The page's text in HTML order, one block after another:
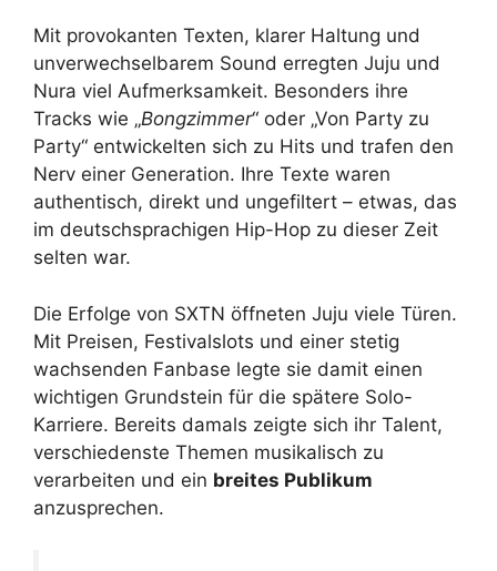
Mit provokanten Texten, klarer Haltung und
unverwechselbarem Sound erregten Juju und
Nura viel Aufmerksamkeit. Besonders ihre
Tracks wie „Bongzimmer“ oder „Von Party zu
Party“ entwickelten sich zu Hits und trafen den
Nerv einer Generation. Ihre Texte waren
authentisch, direkt und ungefiltert – etwas, das
im deutschsprachigen Hip-Hop zu dieser Zeit
selten war.
Die Erfolge von SXTN öffneten Juju viele Türen.
Mit Preisen, Festivalslots und einer stetig
wachsenden Fanbase legte sie damit einen
wichtigen Grundstein für die spätere Solo-
Karriere. Bereits damals zeigte sich ihr Talent,
verschiedenste Themen musikalisch zu
verarbeiten und ein breites Publikum
anzusprechen.